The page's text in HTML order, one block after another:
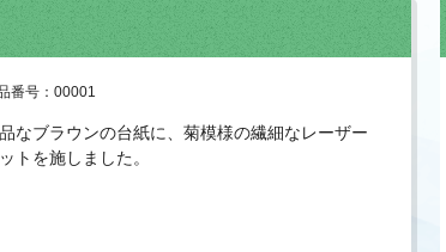
番号：00001
品なブラウンの台紙に、菊模様の繊細なレーザー
トを施しました。